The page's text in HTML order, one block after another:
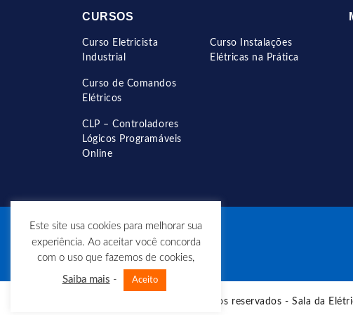
CURSOS
Curso Eletricista
Industrial
Curso de Comandos
Elétricos
CLP – Controladores
Lógicos Programáveis
Online
Curso Instalações
Elétricas na Prática
© Copyright - Todos os direitos reservados - Sala da
Este site usa cookies para melhorar sua
experiência. Ao aceitar você concorda
com o uso que fazemos de cookies,
Saiba mais - Aceito